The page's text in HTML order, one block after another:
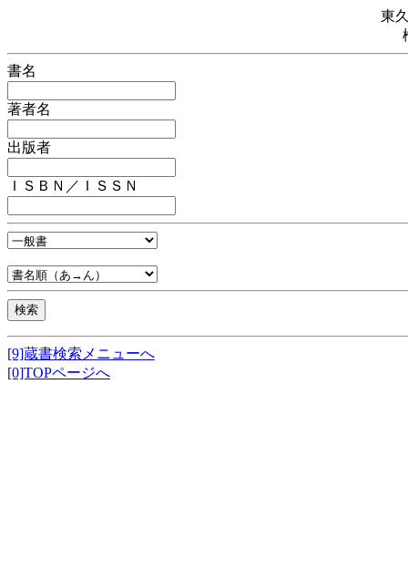
東
書名
著者名
出版者
ＩＳＢＮ／ＩＳＳＮ
[9]蔵書検索メニューへ
[0]TOPページへ